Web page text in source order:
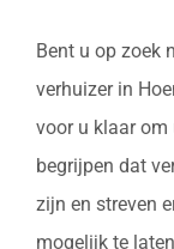
Bent u op zoek
verhuizer in
voor u klaar om
begrijpen dat
zijn en streven
mogelijk te